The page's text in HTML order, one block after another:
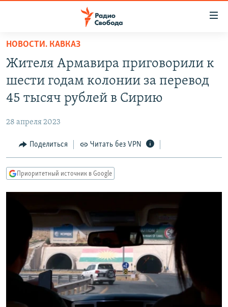
упрощенного
доступа
основному
Вернутся
Вернутся
АВТОРСКИЕ ПРОЕКТЫ
МНЕНИЯ
КУЛЬТУРА
КАВКАЗ.РЕАЛИИ
РАСПИСАНИЕ ВЕЩАНИЯ
ПОДПИШИТЕСЬ НА РАССЫЛКУ
СОЦИАЛЬНЫЕ СЕТИ
НОВОСТИ. КАВКАЗ
Жителя Армавира приговорили к
шести годам колонии за перевод
45 тысяч рублей в Сирию
28 апреля 2023
Поделиться Читать без VPN
Приоритетный источник в Google